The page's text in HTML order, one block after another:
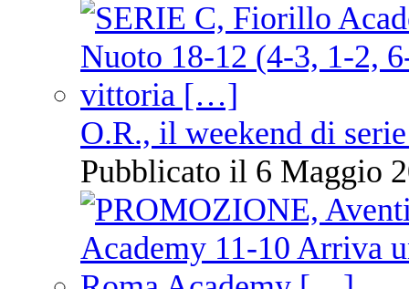
O.R., il weekend di
Pubblicato il 6 Maggio